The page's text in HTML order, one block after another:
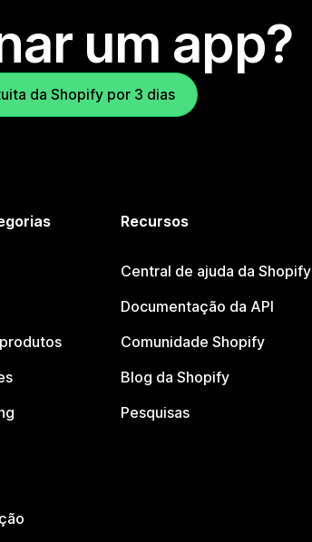
um app?
da Shopify por 3 dias
Recursos
Central de ajuda da Shopify
Documentação da API
Comunidade Shopify
Blog da Shopify
Pesquisas